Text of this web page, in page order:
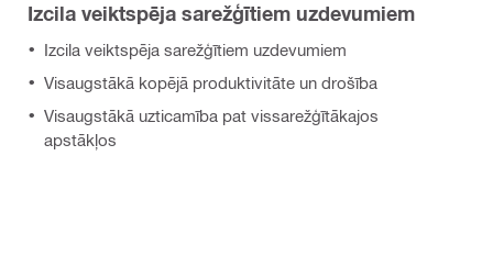
Izcila veiktspēja sarežģītiem uzdevumiem
Izcila veiktspēja sarežģītiem uzdevumiem
Visaugstākā kopējā produktivitāte un drošība
Visaugstākā uzticamība pat vissarežģītākajos
apstākļos